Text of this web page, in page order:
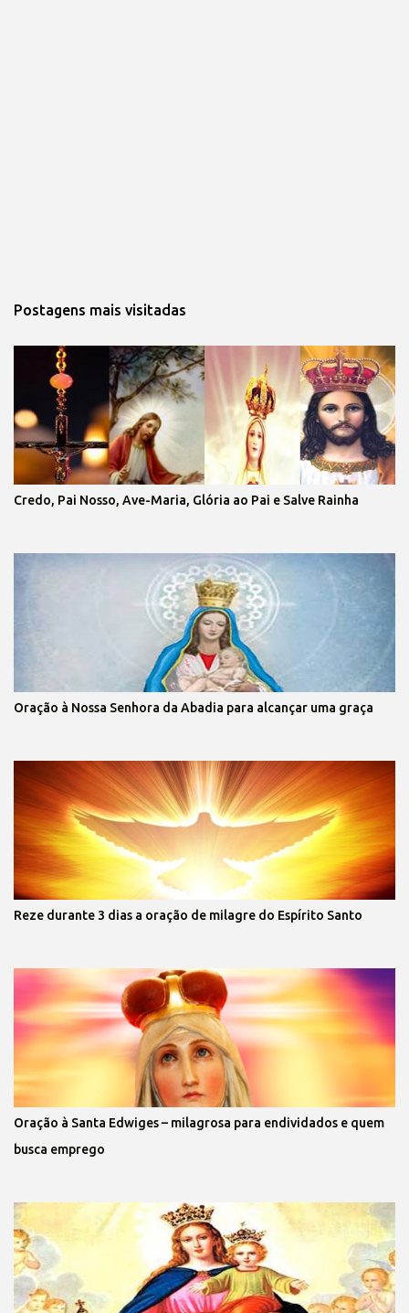
Postagens mais visitadas
Credo, Pai Nosso, Ave-Maria, Glória ao Pai e Salve Rainha
Oração à Nossa Senhora da Abadia para alcançar uma graça
Reze durante 3 dias a oração de milagre do Espírito Santo
Oração à Santa Edwiges – milagrosa para endividados e quem
busca emprego